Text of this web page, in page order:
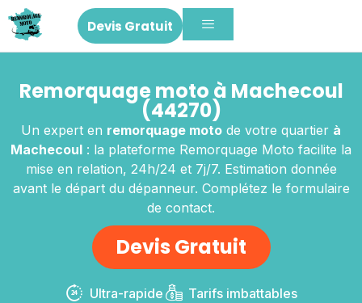
Devis Gratuit
Remorquage moto à Machecoul
(44270)
Un expert en remorquage moto de votre quartier à
Machecoul : la plateforme Remorquage Moto facilite la
mise en relation, 24h/24 et 7j/7. Estimation donnée
avant le départ du dépanneur. Complétez le formulaire
de contact.
Devis Gratuit
Ultra-rapide Tarifs imbattables